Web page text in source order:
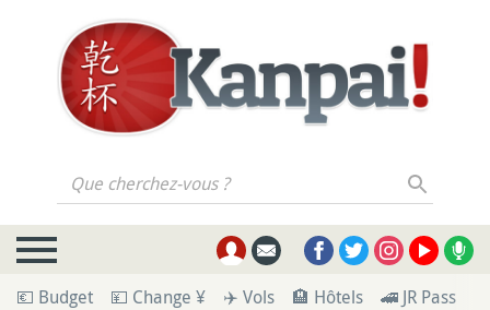
Que cherchez-vous ?
💶 Budget 💴 Change ¥ ✈️ Vols 🏨 Hôtels 🚄 JR Pass